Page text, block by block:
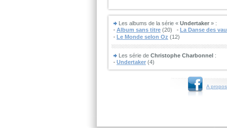
Les albums de la série « Undertaker » :
Album sans titre (20)
La Danse des
Le Monde selon Oz (12)
Les série de Christophe Charbonnel :
Undertaker (4)
A